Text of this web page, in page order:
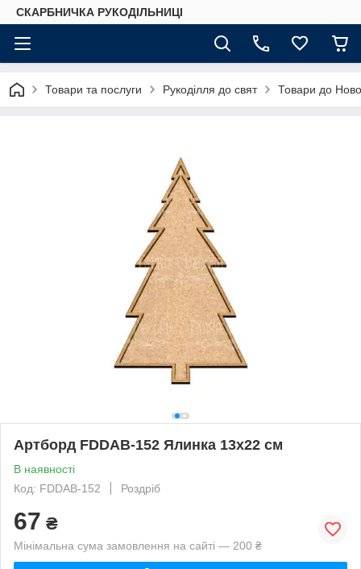
СКАРБНИЧКА РУКОДІЛЬНИЦІ
Товари та послуги Рукоділля до свят Товари до
Артборд FDDAB-152 Ялинка 13х22 см
В наявності
Код: FDDAB-152
Роздріб
67 ₴
Мінімальна сума замовлення на сайті — 200 ₴